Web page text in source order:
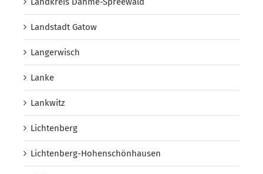
Landstadt Gatow
Langerwisch
Lanke
Lankwitz
Lichtenberg
Lichtenberg-Hohenschönhausen